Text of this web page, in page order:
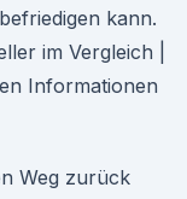
kann.
im Vergleich |
Informationen
Weg zurück